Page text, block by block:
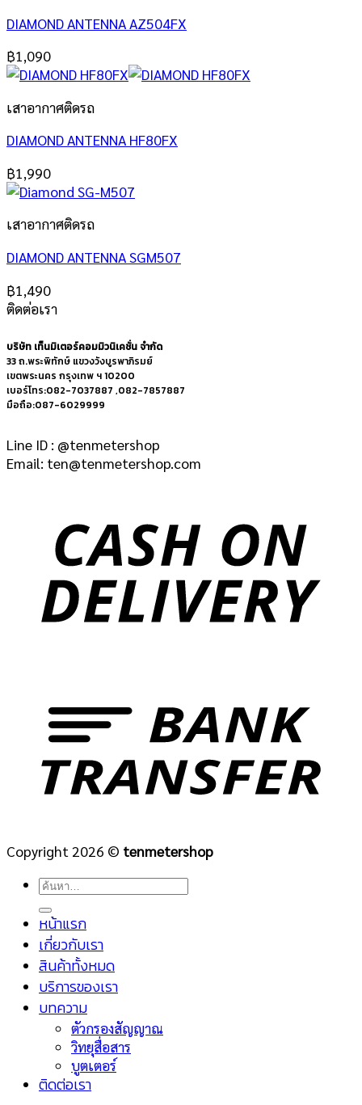
DIAMOND ANTENNA AZ504FX
฿1,090
เสาอากาศติดรถ
DIAMOND ANTENNA HF80FX
฿1,990
เสาอากาศติดรถ
DIAMOND ANTENNA SGM507
฿1,490
ติดต่อเรา
บริษัท เท็นมิเตอร์คอมมิวนิเคชั่น จำกัด
33 ถ.พระพิทักษ์ แขวงวังบูรพาภิรมย์
เขตพระนคร กรุงเทพ ฯ 10200
เบอร์โทร:082-7037887 ,082-7857887
มือถือ:087-6029999
Line ID : @tenmetershop
Email: ten@tenmetershop.com
Copyright 2026 © tenmetershop
ค้นหา:
หน้าแรก
เกี่ยวกับเรา
สินค้าทั้งหมด
บริการของเรา
บทความ
ตัวกรองสัญญาณ
วิทยุสื่อสาร
บูตเตอร์
ติดต่อเรา